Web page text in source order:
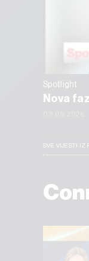
Spotlight
Nova
SVE VIJESTI IZ